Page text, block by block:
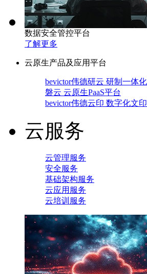
数据安全管控平台
了解更多
云原生产品及应用平台
bevictor伟德研云 研制一体
磐云 云原生PaaS平台
bevictor伟德云印 数字化文
云服务
云管理服务
安全服务
基础架构服务
云应用服务
云培训服务